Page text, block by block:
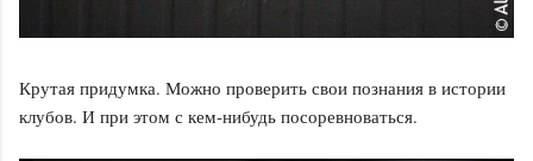
Крутая придумка. Можно проверить свои познания в истории
клубов. И при этом с кем-нибудь посоревноваться.